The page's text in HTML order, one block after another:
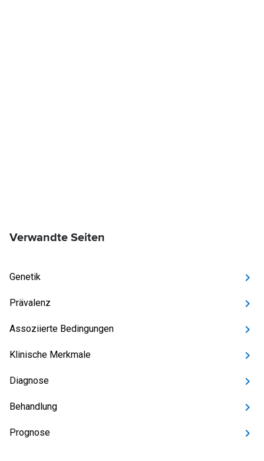
Verwandte Seiten
Genetik
Prävalenz
Assoziierte Bedingungen
Klinische Merkmale
Diagnose
Behandlung
Prognose